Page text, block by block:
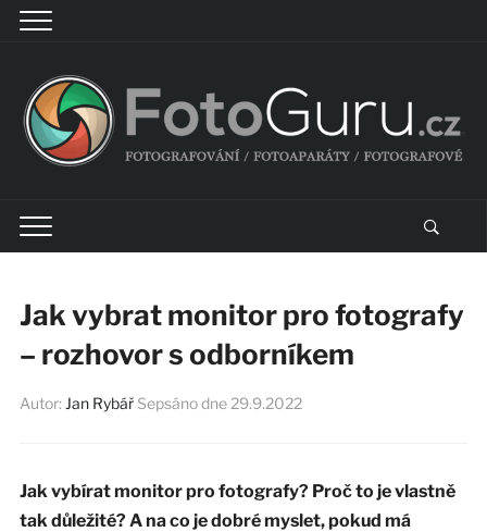
Jak vybrat monitor pro fotografy
– rozhovor s odborníkem
Autor: Jan Rybář Sepsáno dne 29.9.2022
Jak vybírat monitor pro fotografy? Proč to je vlastně
tak důležité? A na co je dobré myslet, pokud má